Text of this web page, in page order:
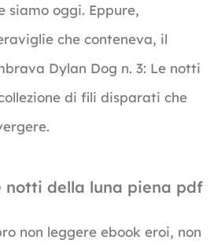
siamo oggi. Eppure,
che conteneva, il
Dylan Dog n. 3: Le notti
di fili disparati che
notti della luna piena pdf
non leggere ebook eroi, non